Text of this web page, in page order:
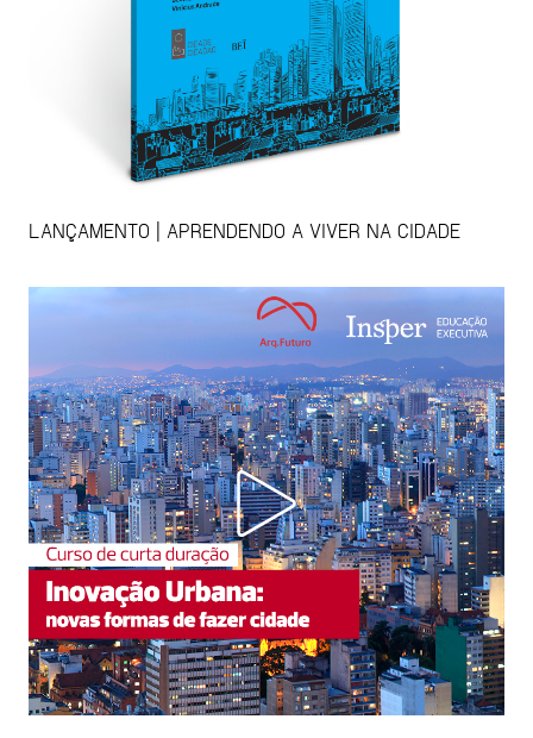
LANÇAMENTO | APRENDENDO A VIVER NA CIDADE